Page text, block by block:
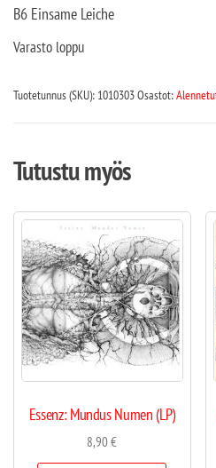
B6 Einsame Leiche
Varasto loppu
Tuotetunnus (SKU): 1010303Osastot:
Tutustu myös
Essenz: Mundus Numen (LP)
8,90€